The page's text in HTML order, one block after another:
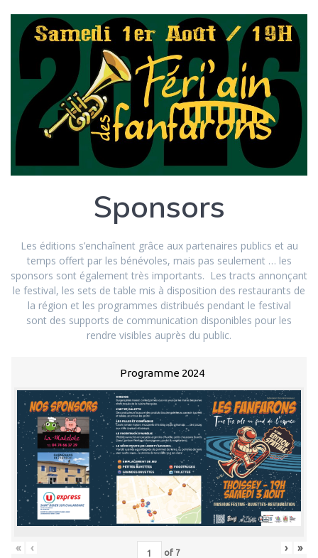
Sponsors
Les éditions s’enchaînent grâce aux partenaires publics et au
temps offert par les bénévoles, mais pas seulement … les
sponsors sont également très importants. Les tracts annonçant
le festival, les sets de table mis à disposition des restaurants de
la région et les programmes distribués pendant le festival
sont des supports de communication disponibles pour les
rendre visibles auprès du public.
Programme 2024
« ‹ of 7 › »